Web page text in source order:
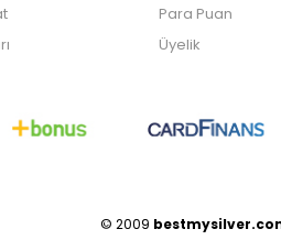
Para Puan
Üyelik
© 2009